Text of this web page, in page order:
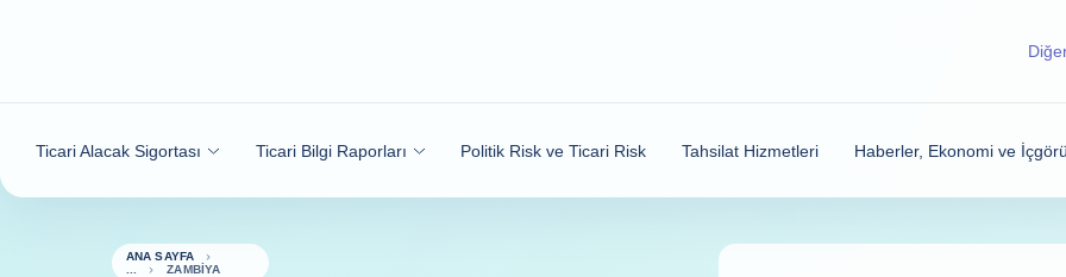
Ticari Alacak Sigortası Ticari Bilgi Raporları Politik Risk ve Ticari Risk Tahsilat Hizmetleri Haberler, Ekonomi ve
ANA SAYFA
ZAMBIYA